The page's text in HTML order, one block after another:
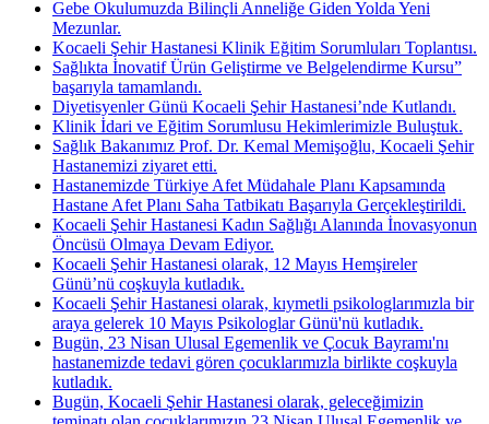
Gebe Okulumuzda Bilinçli Anneliğe Giden Yolda Yeni
Mezunlar.
Kocaeli Şehir Hastanesi Klinik Eğitim Sorumluları Toplantısı.
Sağlıkta İnovatif Ürün Geliştirme ve Belgelendirme Kursu”
başarıyla tamamlandı.
Diyetisyenler Günü Kocaeli Şehir Hastanesi’nde Kutlandı.
Klinik İdari ve Eğitim Sorumlusu Hekimlerimizle Buluştuk.
Sağlık Bakanımız Prof. Dr. Kemal Memişoğlu, Kocaeli Şehir
Hastanemizi ziyaret etti.
Hastanemizde Türkiye Afet Müdahale Planı Kapsamında
Hastane Afet Planı Saha Tatbikatı Başarıyla Gerçekleştirildi.
Kocaeli Şehir Hastanesi Kadın Sağlığı Alanında İnovasyonun
Öncüsü Olmaya Devam Ediyor.
Kocaeli Şehir Hastanesi olarak, 12 Mayıs Hemşireler
Günü’nü coşkuyla kutladık.
Kocaeli Şehir Hastanesi olarak, kıymetli psikologlarımızla bir
araya gelerek 10 Mayıs Psikologlar Günü'nü kutladık.
Bugün, 23 Nisan Ulusal Egemenlik ve Çocuk Bayramı'nı
hastanemizde tedavi gören çocuklarımızla birlikte coşkuyla
kutladık.
Bugün, Kocaeli Şehir Hastanesi olarak, geleceğimizin